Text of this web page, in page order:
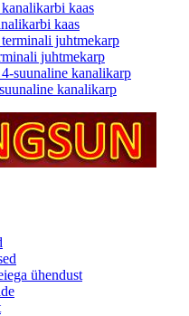
kaas
juhtmekarp
kanalikarp
ühendust